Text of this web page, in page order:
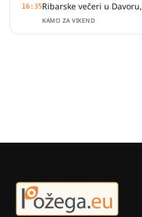
16:35Ribarske večeri u
KAMO ZA VIKEND